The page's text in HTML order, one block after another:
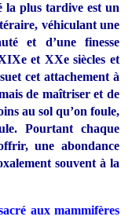
la plus tardive est un
véhiculant une
et d’une finesse
et XXe siècles et
cet attachement à
de maîtriser et de
au sol qu’on foule,
Pourtant chaque
une abondance
souvent à la
aux mammifères